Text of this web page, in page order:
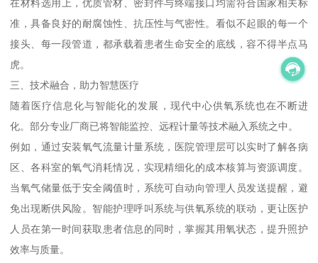
在材料选用上，优质管材、密封件与终端接口均需符合国家相关标
准，具备良好的耐腐蚀性、抗压性与气密性。看似不起眼的每一个
接头、每一段管道，都承载着患者生命安全的底线，容不得半点马
虎。
三、技术融合，助力智慧医疗
随着医疗信息化与智能化的发展，现代中心供氧系统也在不断进
化。部分专业厂商已将智能监控、远程计量等技术融入系统之中。
例如，通过安装氧气流量计量系统，医院管理层可以实时了解各病
区、各科室的氧气消耗情况，实现精细化的成本核算与资源调度。
当氧气储量低于安全阈值时，系统可自动向管理人员发送提醒，避
免出现断供风险。智能护理呼叫系统与供氧系统的联动，更让医护
人员在第一时间获取患者信息的同时，掌握其用氧状态，提升照护
效率与质量。